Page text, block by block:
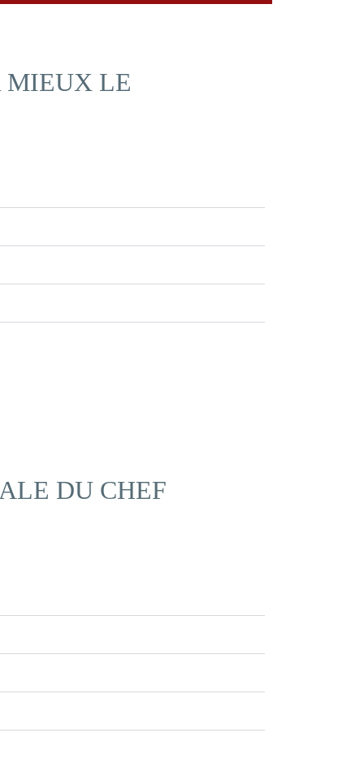
MIEUX LE
DU CHEF